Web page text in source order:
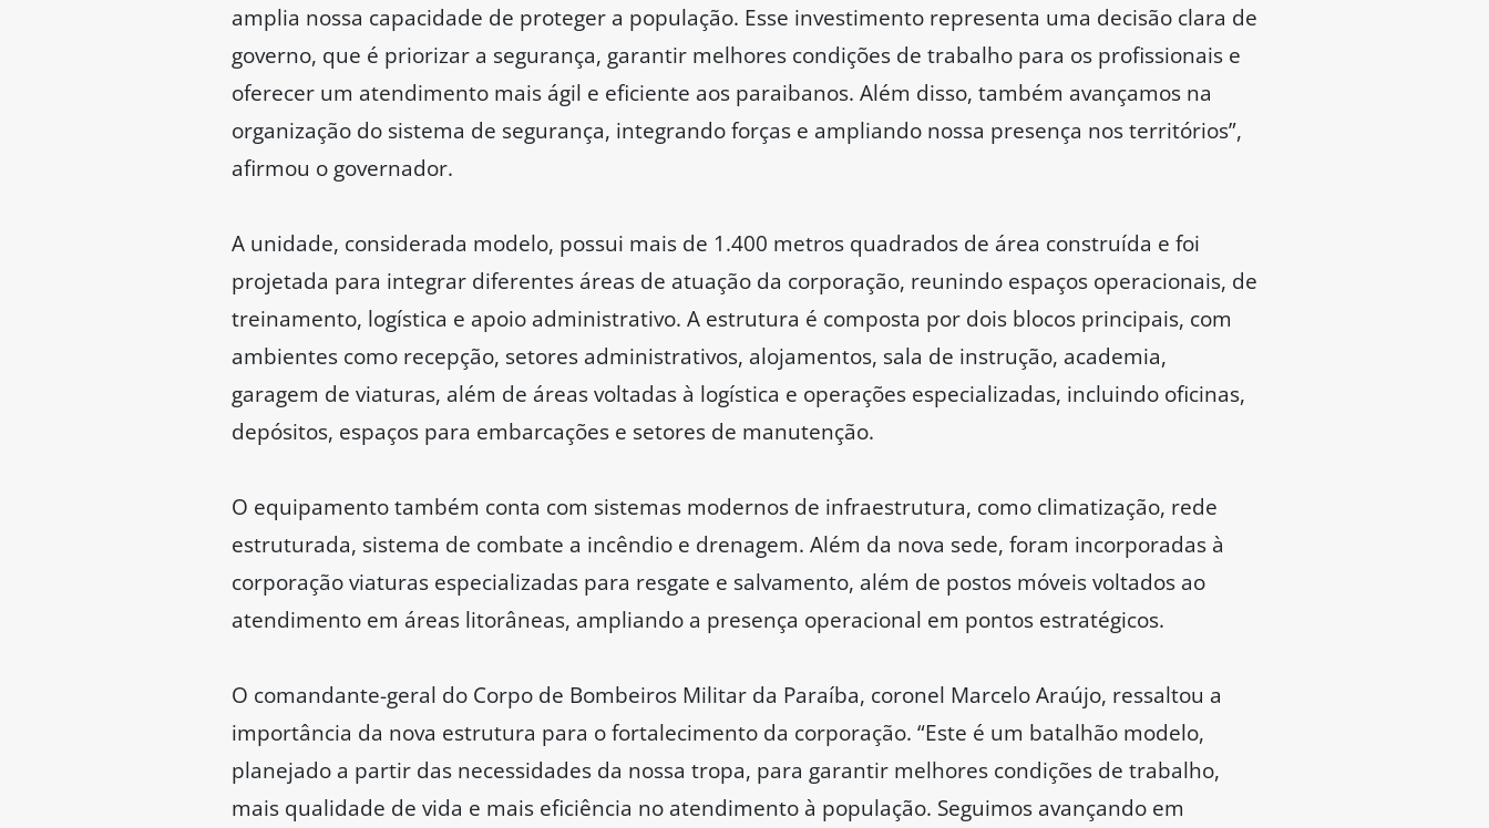
amplia nossa capacidade de proteger a população. Esse investimento representa uma decisão clara de
governo, que é priorizar a segurança, garantir melhores condições de trabalho para os profissionais e
oferecer um atendimento mais ágil e eficiente aos paraibanos. Além disso, também avançamos na
organização do sistema de segurança, integrando forças e ampliando nossa presença nos territórios”,
afirmou o governador.
A unidade, considerada modelo, possui mais de 1.400 metros quadrados de área construída e foi
projetada para integrar diferentes áreas de atuação da corporação, reunindo espaços operacionais, de
treinamento, logística e apoio administrativo. A estrutura é composta por dois blocos principais, com
ambientes como recepção, setores administrativos, alojamentos, sala de instrução, academia,
garagem de viaturas, além de áreas voltadas à logística e operações especializadas, incluindo oficinas,
depósitos, espaços para embarcações e setores de manutenção.
O equipamento também conta com sistemas modernos de infraestrutura, como climatização, rede
estruturada, sistema de combate a incêndio e drenagem. Além da nova sede, foram incorporadas à
corporação viaturas especializadas para resgate e salvamento, além de postos móveis voltados ao
atendimento em áreas litorâneas, ampliando a presença operacional em pontos estratégicos.
O comandante-geral do Corpo de Bombeiros Militar da Paraíba, coronel Marcelo Araújo, ressaltou a
importância da nova estrutura para o fortalecimento da corporação. “Este é um batalhão modelo,
planejado a partir das necessidades da nossa tropa, para garantir melhores condições de trabalho,
mais qualidade de vida e mais eficiência no atendimento à população. Seguimos avançando em